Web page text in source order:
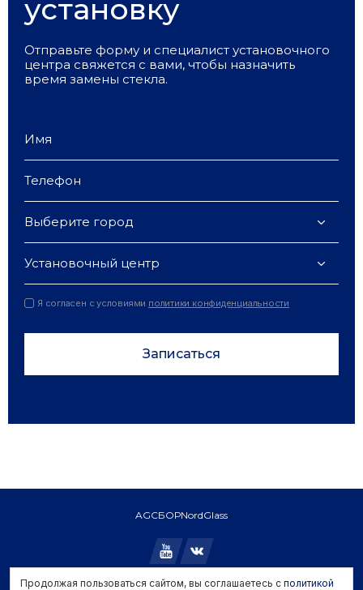
установку
Отправьте форму и специалист установочного
центра свяжется с вами, чтобы назначить
время замены стекла.
Выберите город
Установочный центр
Я согласен с условиями политики конфиденциальности
Записаться
AGCБОРNordGlass
Продолжая пользоваться сайтом, вы соглашаетесь с политикой